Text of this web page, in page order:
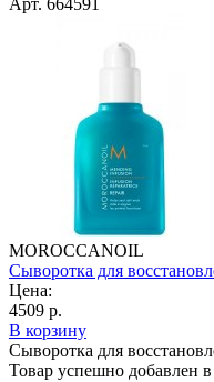
MOROCCANOIL
Сыворотка для
Цена:
4509 р.
В корзину
Сыворотка для
Товар успешно добавлен в